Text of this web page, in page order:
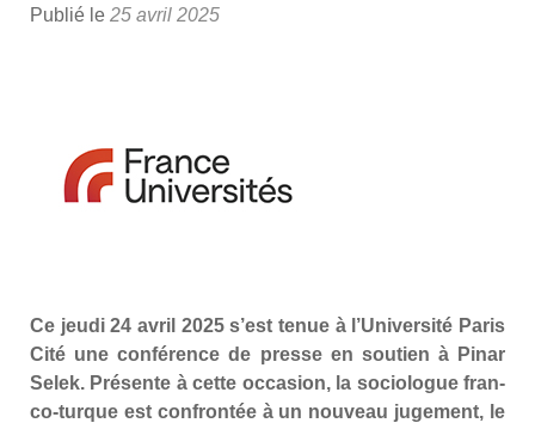
Publié le 25 avril 2025
Ce jeu­di 24 avril 2025 s’est tenue à l’Université Paris
Cité une confé­rence de presse en sou­tien à Pinar
Selek. Pré­sente à cette occa­sion, la socio­logue fran­
co-turque est confron­tée à un nou­veau juge­ment, le